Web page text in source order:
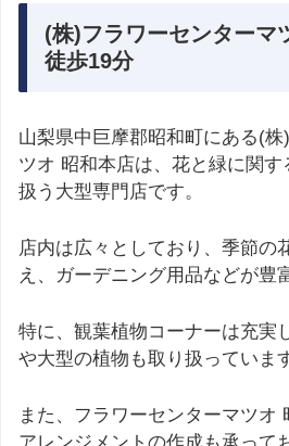
(株)フラワーセンターマ
徒歩19分
山梨県中巨摩郡昭和町にある(
ツオ 昭和本店は、花と緑に関す
扱う大型専門店です。
店内は広々としており、季節の
え、ガーデニング用品などが豊
特に、観葉植物コーナーは充実
や大型の植物も取り扱っていま
また、フラワーセンターマツオ